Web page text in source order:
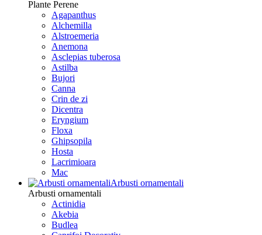
Plante Perene
Agapanthus
Alchemilla
Alstroemeria
Anemona
Asclepias tuberosa
Astilba
Bujori
Canna
Crin de zi
Dicentra
Eryngium
Floxa
Ghipsopila
Hosta
Lacrimioara
Mac
Arbusti ornamentali
Arbusti ornamentali
Actinidia
Akebia
Budlea